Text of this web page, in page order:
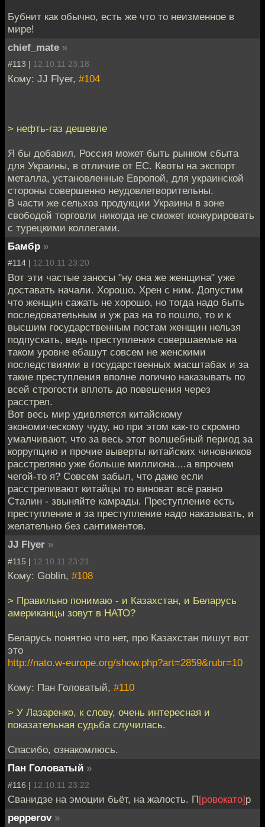
Бубнит как обычно, есть же что то неизменное в
мире!
chief_mate »
#113 | 12.10.11 23:18
Кому: JJ Flyer, #104
> нефть-газ дешевле
Я бы добавил, Россия может быть рынком сбыта
для Украины, в отличие от ЕС. Квоты на экспорт
металла, установленные Европой, для украинской
стороны совершенно неудовлетворительны.
В части же сельхоз продукции Украины в зоне
свободой торговли никогда не сможет конкурировать
с турецкими коллегами.
Бамбр »
#114 | 12.10.11 23:20
Вот эти частые заносы "ну она же женщина" уже
доставать начали. Хорошо. Хрен с ним. Допустим
что женщин сажать не хорошо, но тогда надо быть
последовательным и уж раз на то пошло, то и к
высшим государственным постам женщин нельзя
подпускать, ведь преступления совершаемые на
таком уровне ебашут совсем не женскими
последствиями в государственных масштабах и за
такие преступления вполне логично наказывать по
всей строгости вплоть до повешения через
расстрел.
Вот весь мир удивляется китайскому
экономическому чуду, но при этом как-то скромно
умалчивают, что за весь этот волшебный период за
коррупцию и прочие выверты китайских чиновников
расстреляно уже больше миллиона....а впрочем
чегой-то я? Совсем забыл, что даже если
расстреливают китайцы то виноват всё равно
Сталин - звыняйте камрады. Преступление есть
преступление и за преступление надо наказывать, и
желательно без сантиментов.
JJ Flyer »
#115 | 12.10.11 23:21
Кому: Goblin, #108
> Правильно понимаю - и Казахстан, и Беларусь
американцы зовут в НАТО?
Беларусь понятно что нет, про Казахстан пишут вот
это
http://nato.w-europe.org/show.php?art=2859&rubr=10
Кому: Пан Головатый, #110
> У Лазаренко, к слову, очень интересная и
показательная судьба случилась.
Спасибо, ознакомлюсь.
Пан Головатый »
#116 | 12.10.11 23:22
Сванидзе на эмоции бьёт, на жалость. П[ровокато]р
pepperov »